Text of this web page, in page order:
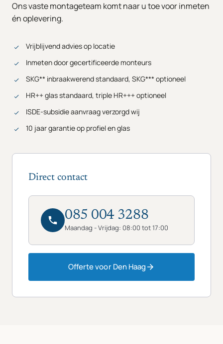
Ons vaste montageteam komt naar u toe voor inmeten
én oplevering.
Vrijblijvend advies op locatie
Inmeten door gecertificeerde monteurs
SKG** inbraakwerend standaard, SKG*** optioneel
HR++ glas standaard, triple HR+++ optioneel
ISDE-subsidie aanvraag verzorgd wij
10 jaar garantie op profiel en glas
Direct contact
085 004 3288
Maandag - Vrijdag: 08:00 tot 17:00
Offerte voor Den Haag